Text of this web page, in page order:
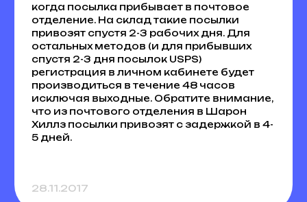
когда посылка прибывает в почтовое
отделение. На склад такие посылки
привозят спустя 2-3 рабочих дня. Для
остальных методов (и для прибывших
спустя 2-3 дня посылок USPS)
регистрация в личном кабинете будет
производиться в течение 48 часов
исключая выходные. Обратите внимание,
что из почтового отделения в Шарон
Хиллз посылки привозят с задержкой в 4-
5 дней.
28.11.2017